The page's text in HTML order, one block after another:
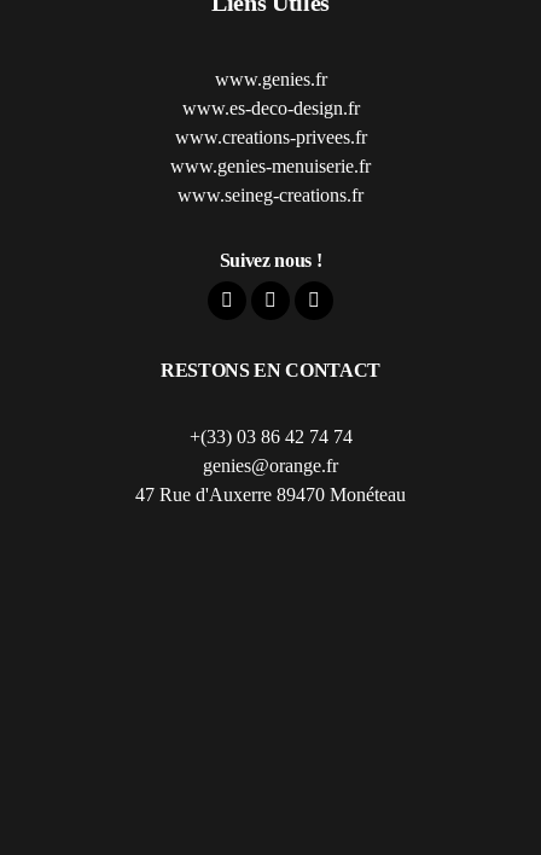
www.genies.fr
www.es-deco-design.fr
www.creations-privees.fr
www.genies-menuiserie.fr
www.seineg-creations.fr
Suivez nous !
RESTONS EN CONTACT
+(33) 03 86 42 74 74
genies@orange.fr
47 Rue d'Auxerre 89470 Monéteau